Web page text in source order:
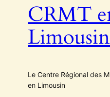
CRMT
Limousin
Le Centre Régional des
en Limousin